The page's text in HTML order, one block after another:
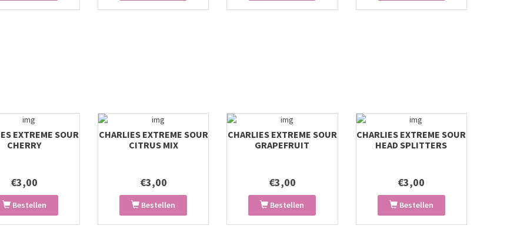
EXTREME SOUR
CHERRY
€3,00
Bestellen
CHARLIES EXTREME SOUR
CITRUS MIX
€3,00
Bestellen
CHARLIES EXTREME SOUR
GRAPEFRUIT
€3,00
Bestellen
CHARLIES EXTREME SOUR
HEAD SPLITTERS
€3,00
Bestellen